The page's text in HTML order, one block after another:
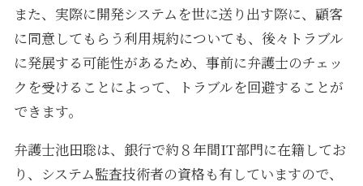
また、実際に開発システムを世に送り出す際に、顧客
に同意してもらう利用規約についても、後々トラブル
に発展する可能性があるため、事前に弁護士のチェッ
クを受けることによって、トラブルを回避することが
できます。
弁護士池田聡は、銀行で約８年間IT部門に在籍してお
り、システム監査技術者の資格も有していますので、